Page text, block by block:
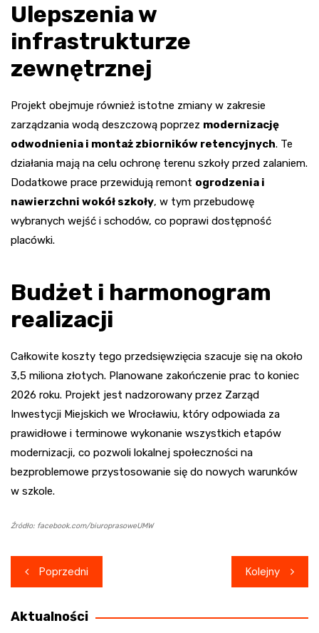
Ulepszenia w
infrastrukturze
zewnętrznej
Projekt obejmuje również istotne zmiany w zakresie
zarządzania wodą deszczową poprzez modernizację
odwodnienia i montaż zbiorników retencyjnych. Te
działania mają na celu ochronę terenu szkoły przed zalaniem.
Dodatkowe prace przewidują remont ogrodzenia i
nawierzchni wokół szkoły, w tym przebudowę
wybranych wejść i schodów, co poprawi dostępność
placówki.
Budżet i harmonogram
realizacji
Całkowite koszty tego przedsięwzięcia szacuje się na około
3,5 miliona złotych. Planowane zakończenie prac to koniec
2026 roku. Projekt jest nadzorowany przez Zarząd
Inwestycji Miejskich we Wrocławiu, który odpowiada za
prawidłowe i terminowe wykonanie wszystkich etapów
modernizacji, co pozwoli lokalnej społeczności na
bezproblemowe przystosowanie się do nowych warunków
w szkole.
Źródło: facebook.com/biuroprasoweUMW
Nawigacja
wpisu
Poprzedni Kolejny
Aktualności